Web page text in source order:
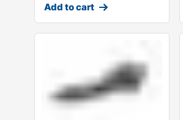
Add to cart